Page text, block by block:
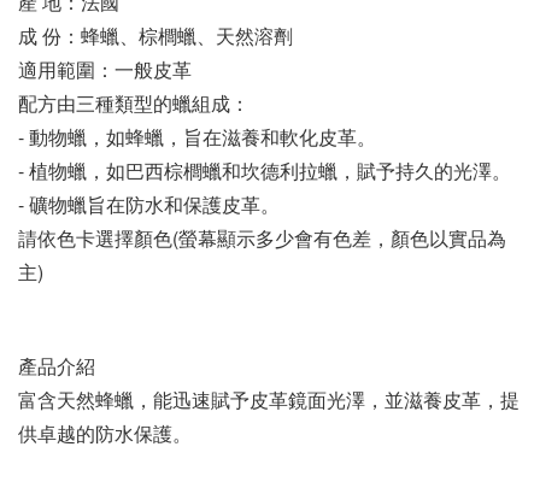
成 份：蜂蠟、棕櫚蠟、天然溶劑
適用範圍：一般皮革
配方由三種類型的蠟組成：
- 動物蠟，如蜂蠟，旨在滋養和軟化皮革。
- 植物蠟，如巴西棕櫚蠟和坎德利拉蠟，賦予持久的光澤。
- 礦物蠟旨在防水和保護皮革。
請依色卡選擇顏色(螢幕顯示多少會有色差，顏色以實品為
主)
產品介紹
富含天然蜂蠟，能迅速賦予皮革鏡面光澤，並滋養皮革，提
供卓越的防水保護。